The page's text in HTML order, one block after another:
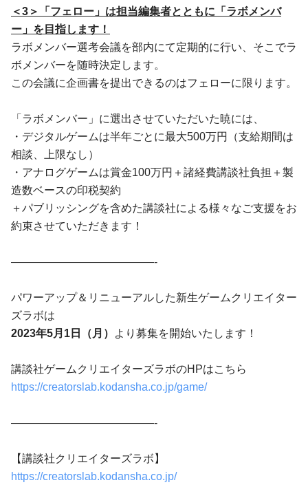
＜3＞「フェロー」は担当編集者とともに「ラボメンバ
ー」を目指します！
ラボメンバー選考会議を部内にて定期的に行い、そこでラ
ボメンバーを随時決定します。
この会議に企画書を提出できるのはフェローに限ります。
「ラボメンバー」に選出させていただいた暁には、
・デジタルゲームは半年ごとに最大500万円（支給期間は
相談、上限なし）
・アナログゲームは賞金100万円＋諸経費講談社負担＋製
造数ベースの印税契約
＋パブリッシングを含めた講談社による様々なご支援をお
約束させていただきます！
—————————————-
パワーアップ＆リニューアルした新生ゲームクリエイター
ズラボは
2023年5月1日（月）
より募集を開始いたします！
講談社ゲームクリエイターズラボのHPはこちら
https://creatorslab.kodansha.co.jp/game/
—————————————-
【講談社クリエイターズラボ】
https://creatorslab.kodansha.co.jp/